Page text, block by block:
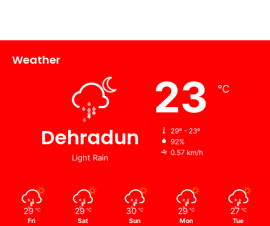
Weather
Dehradun
Light Rain
23 ℃
29º - 23º
92%
0.57 km/h
29 ℃
Fri
29 ℃
Sat
30 ℃
Sun
29 ℃
Mon
27 ℃
Tue